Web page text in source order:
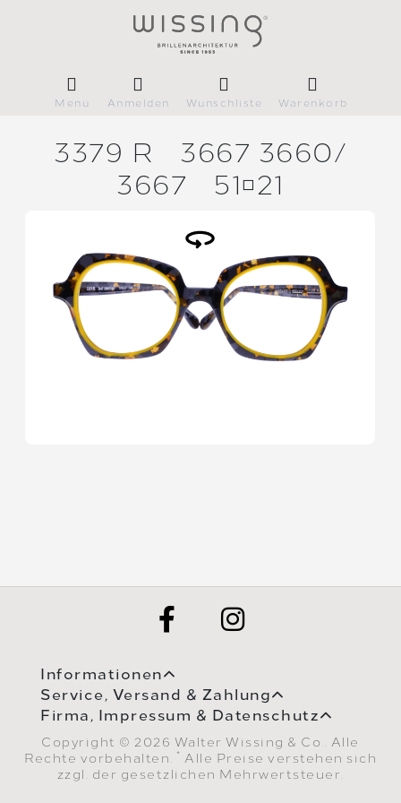
Menü Anmelden Wunschliste Warenkorb
3379 R
3667 3660/
3667
5121
Informationen
Service, Versand & Zahlung
Firma, Impressum & Datenschutz
Copyright © 2026 Walter Wissing & Co.. Alle
Rechte vorbehalten.
* Alle Preise verstehen sich
zzgl. der gesetzlichen Mehrwertsteuer.